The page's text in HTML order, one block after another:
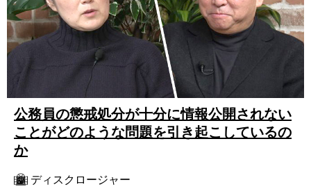
公務員の懲戒処分が十分に情報公開されない
ことがどのような問題を引き起こしているの
か
ディスクロージャー